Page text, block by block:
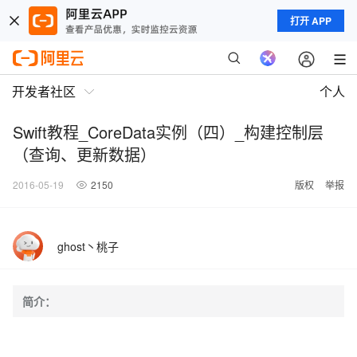
打开 APP
开发者社区 个人
Swift教程_CoreData实例（四）_构建控制层
（查询、更新数据）
2016-05-19 2150 版权 举报
ghost丶桃子
简介：